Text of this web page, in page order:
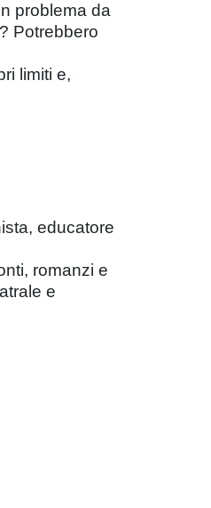
problema da
Potrebbero
limiti e,
educatore
romanzi e
e